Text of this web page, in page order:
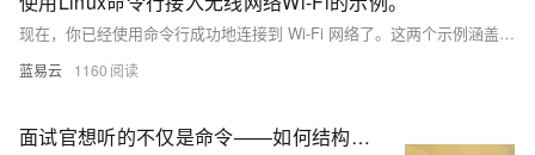
现在，你已经使用命令行成功地连接到 Wi-Fi 网络了。这两个示例涵盖了用 `nmcli` 和 `wpa_supplicant` 连接无线网络的常见场景，让你能够不依赖图形化界面来完成这个任务。在日常使用中熟练掌握这些基本操作能增强你对 Linux 系统的理解，帮助你更有效地处理各种问题。
蓝易云 1160
面试官想听的不仅是命令——如何结构化回答“容器无Shell时如何测试外网”？